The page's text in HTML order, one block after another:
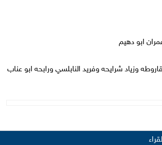
ابو دهيم
وزياد شرايحه وفريد النابلسي ورابحه ابو عناب